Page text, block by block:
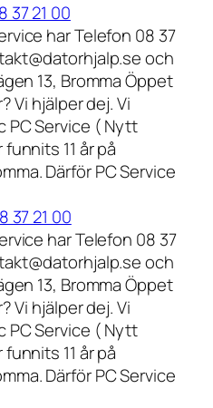
37 21 00
har Telefon 08 37
och
13, Bromma Öppet
Vi hjälper dej. Vi
PC Service ( Nytt
11 år på
Därför PC Service
37 21 00
har Telefon 08 37
och
13, Bromma Öppet
Vi hjälper dej. Vi
PC Service ( Nytt
11 år på
Därför PC Service